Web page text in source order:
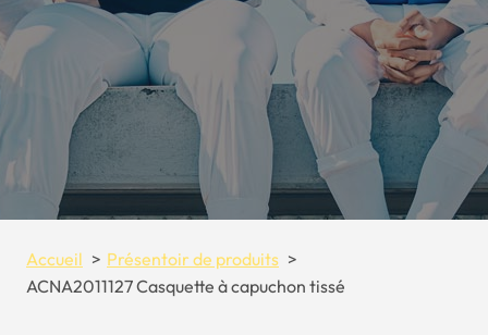
Accueil
Présentoir de produits
ACNA2011127 Casquette à capuchon tissé